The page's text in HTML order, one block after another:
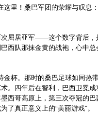
里！桑巴军团的荣耀与叹息
屈居亚军——这个数字背后
西队那抹金黄的战袍，心中
杯。那时的桑巴足球如同热
。四年后在智利，巴西卫冕
西哥高原上，第三次夺冠的
真正意义上的“美丽游戏”。